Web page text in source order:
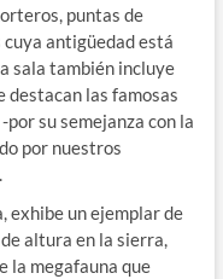
puntas de
antigüedad está
sala también incluye
destacan las famosas
su semejanza con la
por nuestros
exhibe un ejemplar de
altura en la sierra,
la megafauna que